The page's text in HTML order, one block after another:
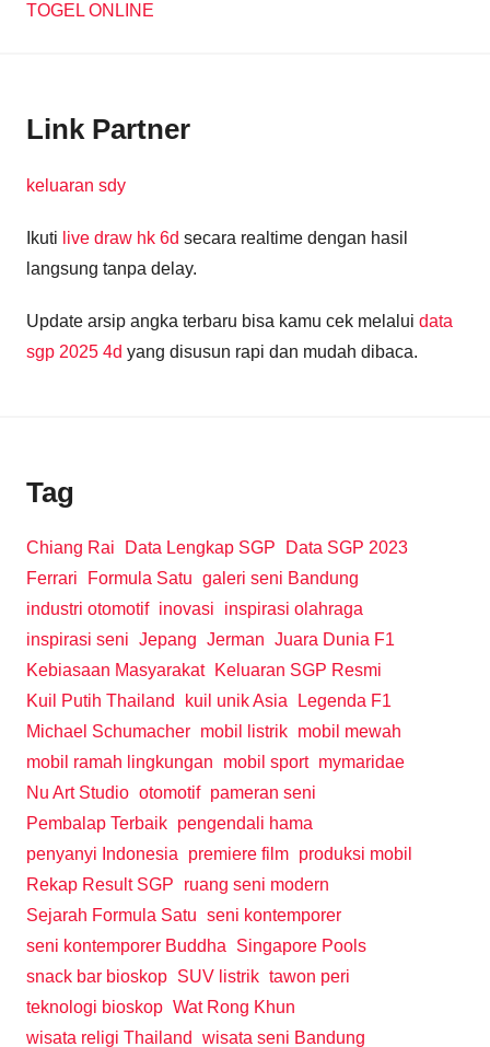
TOGEL ONLINE
Link Partner
keluaran sdy
Ikuti live draw hk 6d secara realtime dengan hasil
langsung tanpa delay.
Update arsip angka terbaru bisa kamu cek melalui data
sgp 2025 4d yang disusun rapi dan mudah dibaca.
Tag
Chiang Rai Data Lengkap SGP
Data SGP 2023
Ferrari
Formula Satu galeri seni Bandung
industri otomotif inovasi
inspirasi olahraga
inspirasi seni Jepang Jerman Juara Dunia F1
Kebiasaan Masyarakat
Keluaran SGP Resmi
Kuil Putih Thailand
kuil unik Asia
Legenda F1
Michael Schumacher mobil listrik mobil mewah
mobil ramah lingkungan
mobil sport mymaridae
Nu Art Studio otomotif pameran seni
Pembalap Terbaik pengendali hama
penyanyi Indonesia
premiere film produksi mobil
Rekap Result SGP
ruang seni modern
Sejarah Formula Satu seni kontemporer
seni kontemporer Buddha
Singapore Pools
snack bar bioskop SUV listrik tawon peri
teknologi bioskop Wat Rong Khun
wisata religi Thailand
wisata seni Bandung